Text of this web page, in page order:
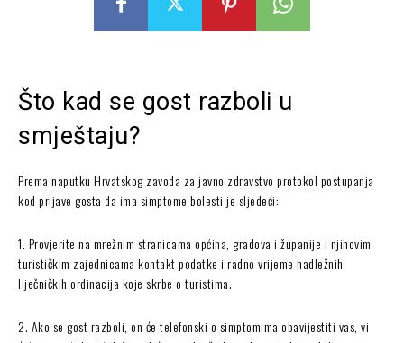
Što kad se gost razboli u
smještaju?
Prema naputku Hrvatskog zavoda za javno zdravstvo protokol postupanja
kod prijave gosta da ima simptome bolesti je sljedeći:
1. Provjerite na mrežnim stranicama općina, gradova i županije i njihovim
turističkim zajednicama kontakt podatke i radno vrijeme nadležnih
liječničkih ordinacija koje skrbe o turistima.
2. Ako se gost razboli, on će telefonski o simptomima obavijestiti vas, vi